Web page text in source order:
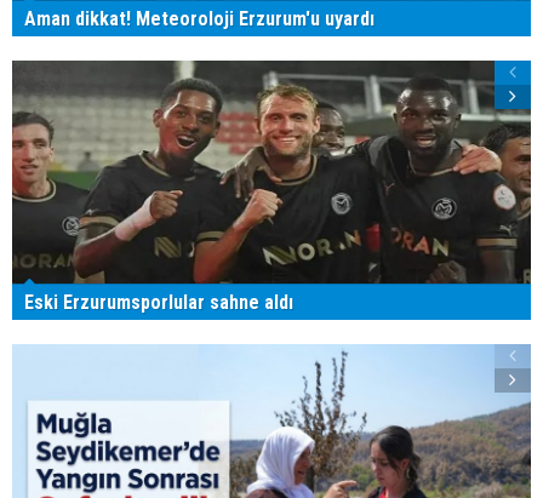
Aman dikkat! Meteoroloji Erzurum'u uyardı
Eski Erzurumsporlular sahne aldı